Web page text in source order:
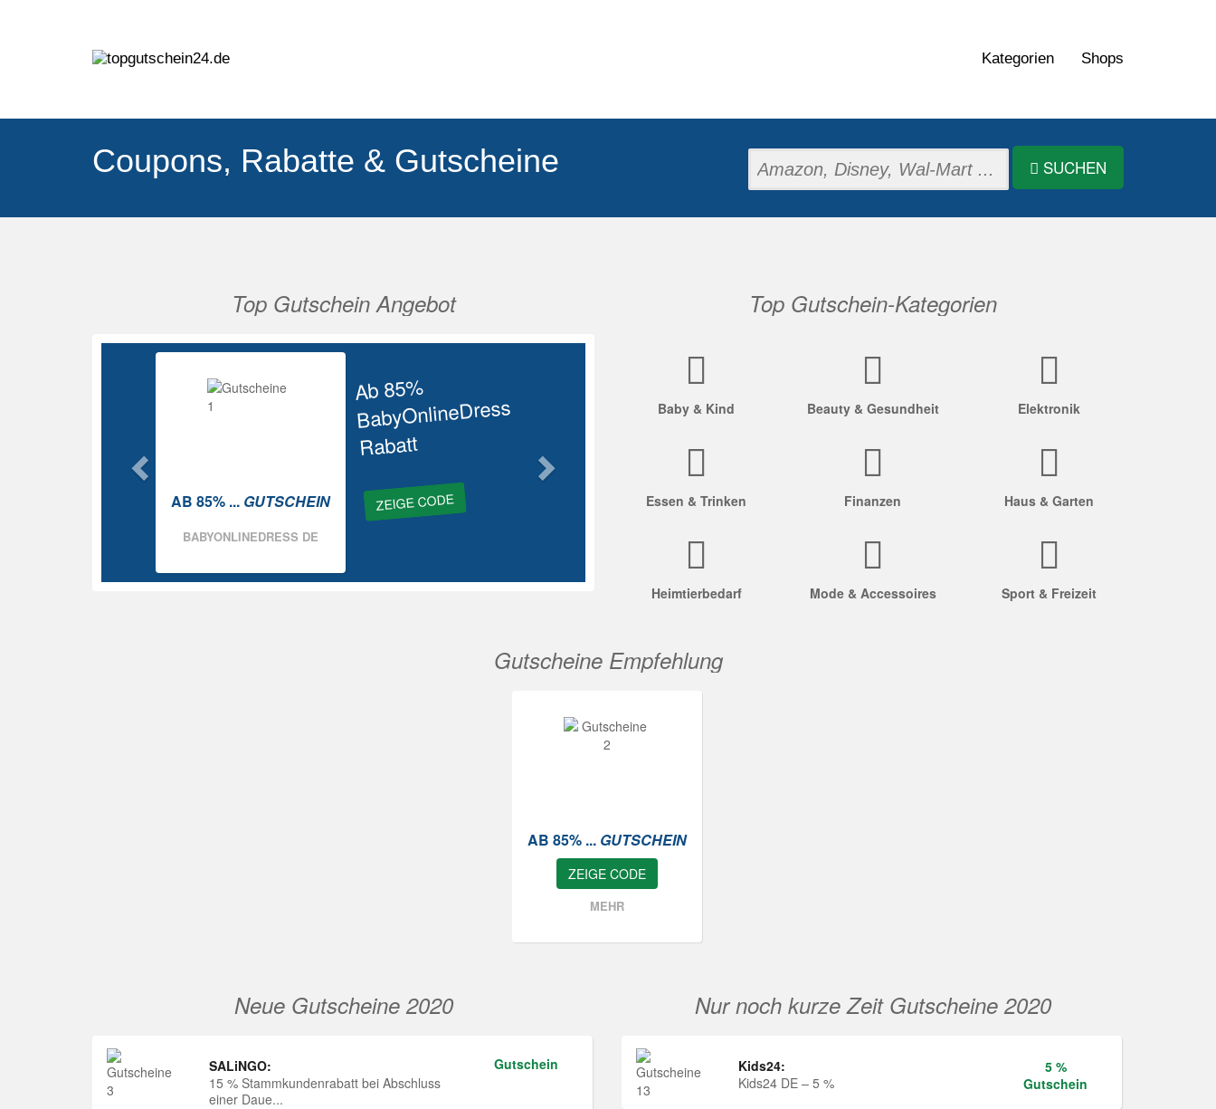
Kategorien Shops
Coupons, Rabatte & Gutscheine SUCHEN
Top Gutschein Angebot
Ab 85%
BabyOnlineDress
Rabatt
ZEIGE CODE
AB 85% ... GUTSCHEIN
BABYONLINEDRESS DE
Vorherige
Top Gutschein-Kategorien
Baby & Kind Beauty & Gesundheit Elektronik
Essen & Trinken Finanzen Haus & Garten
Heimtierbedarf Mode & Accessoires Sport & Freizeit
Gutscheine Empfehlung
AB 85% ... GUTSCHEIN
ZEIGE CODE
MEHR
Neue Gutscheine 2020
SALiNGO:
15 % Stammkundenrabatt bei Abschluss
einer Daue...
Gutschein
Nur noch kurze Zeit Gutscheine 2020
Kids24:
Kids24 DE – 5 %
5 %
Gutschein